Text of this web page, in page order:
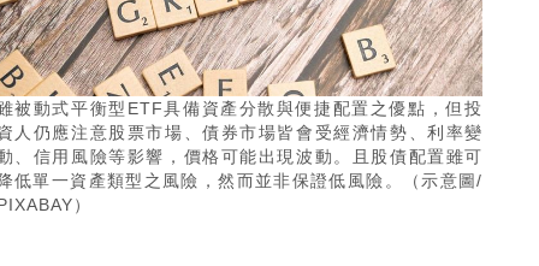
被動式平衡型ETF具備資產分散與便捷配置之優點，但投
人仍應注意股票市場、債券市場皆會受經濟情勢、利率變
、信用風險等影響，價格可能出現波動。且股債配置雖可
低單一資產類型之風險，然而並非保證低風險。（示意圖/
）